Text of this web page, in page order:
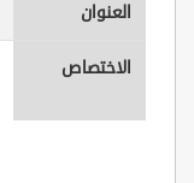
العنوان
الاختصاص